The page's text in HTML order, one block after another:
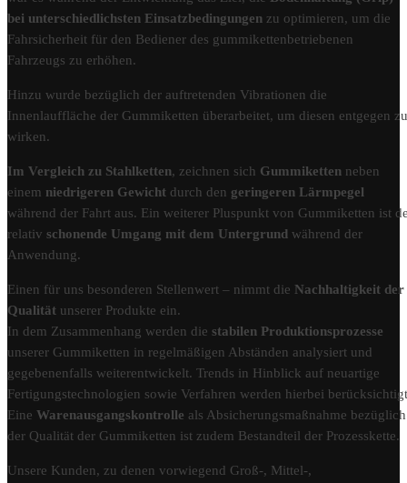
bei unterschiedlichsten Einsatzbedingungen zu optimieren, um die
Fahrsicherheit für den Bediener des gummikettenbetriebenen
Fahrzeugs zu erhöhen.
Hinzu wurde bezüglich der auftretenden Vibrationen die
Innenlauffläche der Gummiketten überarbeitet, um diesen entgegen zu
wirken.
Im Vergleich zu Stahlketten, zeichnen sich Gummiketten neben
einem niedrigeren Gewicht durch den geringeren Lärmpegel
während der Fahrt aus. Ein weiterer Pluspunkt von Gummiketten ist
relativ schonende Umgang mit dem Untergrund während der
Anwendung.
Einen für uns besonderen Stellenwert – nimmt die Nachhaltigkeit der
Qualität unserer Produkte ein.
In dem Zusammenhang werden die stabilen Produktionsprozesse
unserer Gummiketten in regelmäßigen Abständen analysiert und
gegebenenfalls weiterentwickelt. Trends in Hinblick auf neuartige
Fertigungstechnologien sowie Verfahren werden hierbei
Eine Warenausgangskontrolle als Absicherungsmaßnahme bezüglich
der Qualität der Gummiketten ist zudem Bestandteil der Prozesskette.
Unsere Kunden, zu denen vorwiegend Groß-, Mittel-,